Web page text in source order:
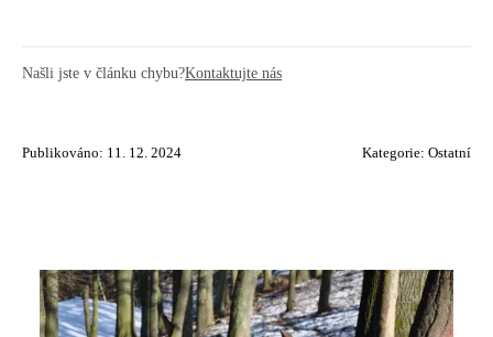
Našli jste v článku chybu?Kontaktujte nás
Publikováno: 11. 12. 2024 Kategorie: Ostatní